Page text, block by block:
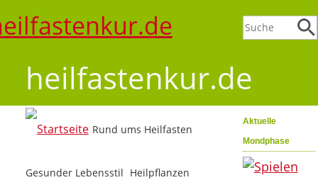
heilfastenkur.de
Aktuelle
Mondphase
Rund ums Heilfasten
Gesunder Lebensstil Heilpflanzen